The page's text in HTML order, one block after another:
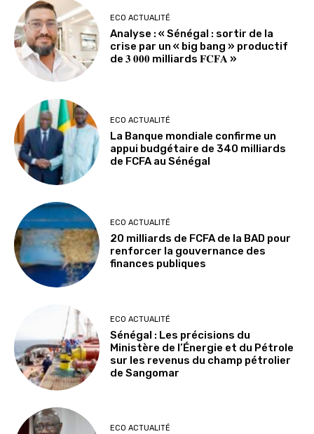
ECO ACTUALITÉ
Analyse : « Sénégal : sortir de la
crise par un « big bang » productif
de 𝟑 𝟎𝟎𝟎 milliards 𝐅𝐂𝐅𝐀 »
ECO ACTUALITÉ
La Banque mondiale confirme un
appui budgétaire de 340 milliards
de FCFA au Sénégal
ECO ACTUALITÉ
20 milliards de FCFA de la BAD pour
renforcer la gouvernance des
finances publiques
ECO ACTUALITÉ
Sénégal : Les précisions du
Ministère de l’Énergie et du Pétrole
sur les revenus du champ pétrolier
de Sangomar
ECO ACTUALITÉ